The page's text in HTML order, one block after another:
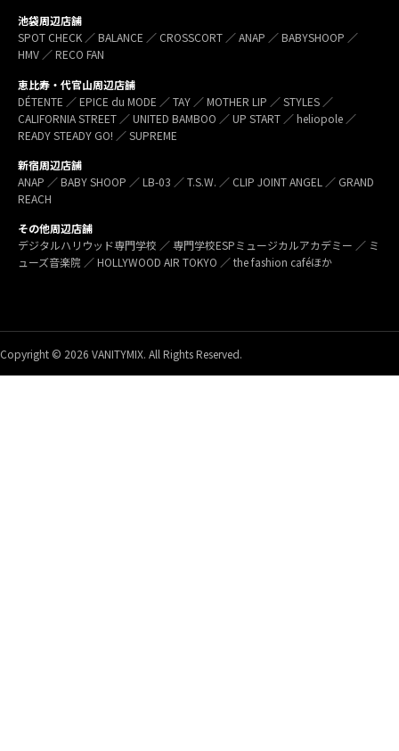
池袋周辺店舗
SPOT CHECK ／ BALANCE ／ CROSSCORT ／ ANAP ／ BABYSHOOP ／
HMV ／ RECO FAN
恵比寿・代官山周辺店舗
DÉTENTE ／ EPICE du MODE ／ TAY ／ MOTHER LIP ／ STYLES ／
CALIFORNIA STREET ／ UNITED BAMBOO ／ UP START ／ heliopole ／
READY STEADY GO! ／ SUPREME
新宿周辺店舗
ANAP ／ BABY SHOOP ／ LB-03 ／ T.S.W. ／ CLIP JOINT ANGEL ／ GRAND
REACH
その他周辺店舗
デジタルハリウッド専門学校 ／ 専門学校ESPミュージカルアカデミー ／ ミ
ューズ音楽院 ／ HOLLYWOOD AIR TOKYO ／ the fashion caféほか
Copyright © 2026 VANITYMIX. All Rights Reserved.